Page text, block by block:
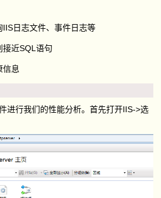
IIS日志文件、事件日志等
接近SQL语句
信息
进行我们的性能分析。首先打开IIS->选